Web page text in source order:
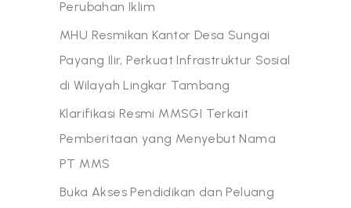
Perubahan Iklim
MHU Resmikan Kantor Desa Sungai
Payang Ilir, Perkuat Infrastruktur Sosial
di Wilayah Lingkar Tambang
Klarifikasi Resmi MMSGI Terkait
Pemberitaan yang Menyebut Nama
PT MMS
Buka Akses Pendidikan dan Peluang